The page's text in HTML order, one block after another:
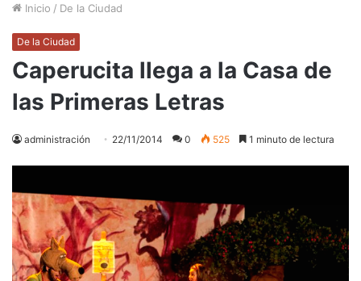
Inicio / De la Ciudad
De la Ciudad
Caperucita llega a la Casa de
las Primeras Letras
administración 22/11/2014 0 525 1 minuto de lectura